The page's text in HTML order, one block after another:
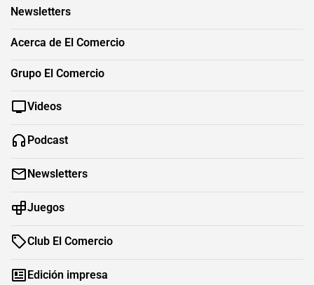
Newsletters
Acerca de El Comercio
Grupo El Comercio
Videos
Podcast
Newsletters
Juegos
Club El Comercio
Edición impresa